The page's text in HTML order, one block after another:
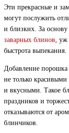
Эти прекрасные и
могут послужить
и близких. За основу
заварных блинов ,
быстрота выпекания.
Добавление порошка
не только
и вкусными. Такое
праздников и
отказываются от
блинчиков.